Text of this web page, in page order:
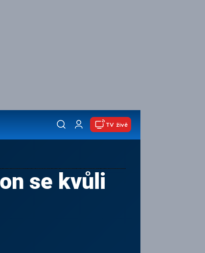
TV živě
se kvůli